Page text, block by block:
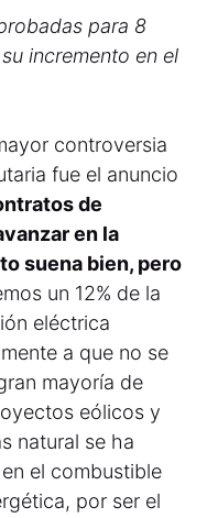
para 8
incremento en el
controversia
fue el anuncio
de
en la
suena bien, pero
un 12% de la
eléctrica
a que no se
mayoría de
eólicos y
natural se ha
el combustible
por ser el